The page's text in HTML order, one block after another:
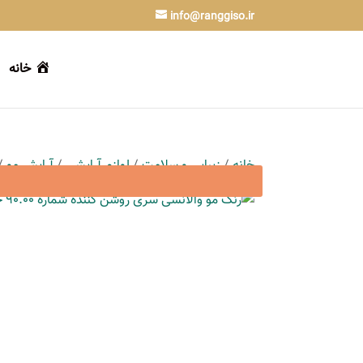
info@ranggiso.ir
خانه
خانه/زیبایی و سلامت/لوازم آرایشی/آرایش مو